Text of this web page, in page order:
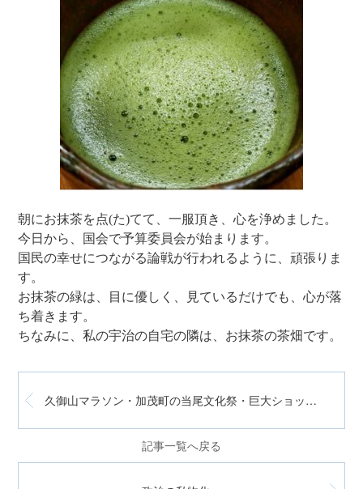
朝にお抹茶を点(た)てて、一服頂き、心を浄めました。
今日から、国会で予算委員会が始まります。
国民の幸せにつながる論戦が行われるように、頑張りま
す。
お抹茶の緑は、目に優しく、見ているだけでも、心が落
ち着きます。
ちなみに、私の宇治の自宅の隣は、お抹茶の茶畑です。
久御山マラソン・加茂町の当尾文化祭・巨大ショッピングセンター
記事一覧へ戻る